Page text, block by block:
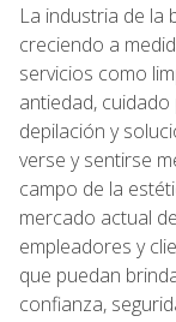
La industria de la
creciendo a
servicios como
antiedad,
depilación y
verse y sentirse
campo de la
mercado actual
empleadores y
que puedan
confianza,